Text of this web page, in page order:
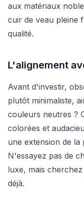
aux matériaux
cuir de veau pleine
qualité.
L'alignement
Avant d'investir,
plutôt minimaliste,
couleurs neutres ?
colorées et
une extension de la
N'essayez pas de
luxe, mais
déjà.